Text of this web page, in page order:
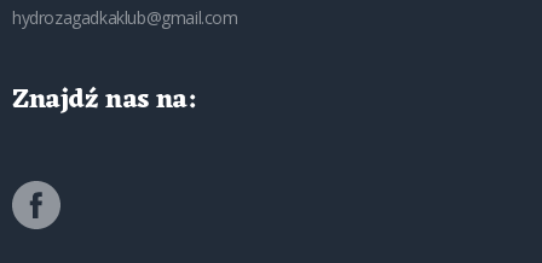
hydrozagadkaklub@gmail.com
Znajdź nas na: